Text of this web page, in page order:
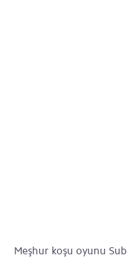
Meşhur koşu oyunu